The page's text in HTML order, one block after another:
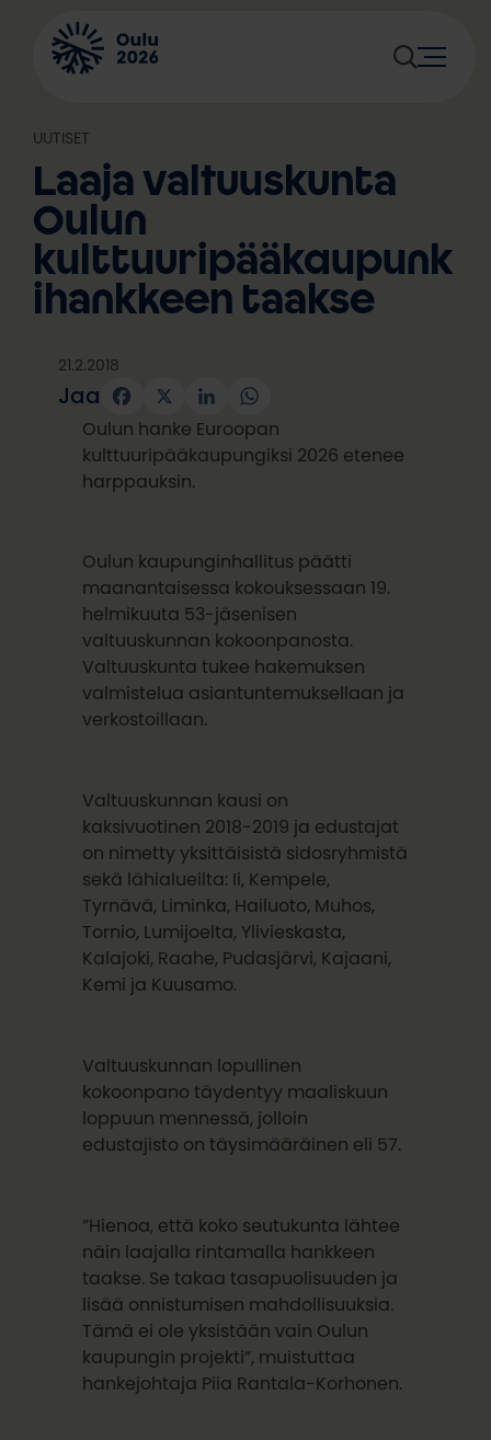
sisältöön
UUTISET
Laaja valtuuskunta
Oulun
kulttuuripääkaupunk
ihankkeen taakse
21.2.2018
Jaa Facebook
X LinkedInWhatsApp
Oulun hanke Euroopan
kulttuuripääkaupungiksi 2026 etenee
harppauksin.
Oulun kaupunginhallitus päätti
maanantaisessa kokouksessaan 19.
helmikuuta 53-jäsenisen
valtuuskunnan kokoonpanosta.
Valtuuskunta tukee hakemuksen
valmistelua asiantuntemuksellaan ja
verkostoillaan.
Valtuuskunnan kausi on
kaksivuotinen 2018-2019 ja edustajat
on nimetty yksittäisistä sidosryhmistä
sekä lähialueilta: Ii, Kempele,
Tyrnävä, Liminka, Hailuoto, Muhos,
Tornio, Lumijoelta, Ylivieskasta,
Kalajoki, Raahe, Pudasjärvi, Kajaani,
Kemi ja Kuusamo.
Valtuuskunnan lopullinen
kokoonpano täydentyy maaliskuun
loppuun mennessä, jolloin
edustajisto on täysimääräinen eli 57.
”Hienoa, että koko seutukunta lähtee
näin laajalla rintamalla hankkeen
taakse. Se takaa tasapuolisuuden ja
lisää onnistumisen mahdollisuuksia.
Tämä ei ole yksistään vain Oulun
kaupungin projekti”, muistuttaa
hankejohtaja Piia Rantala-Korhonen.